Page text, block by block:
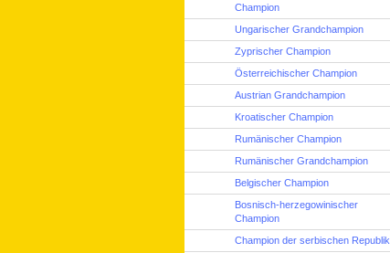
Champion
Ungarischer Grandchampion
Zyprischer Champion
Österreichischer Champion
Austrian Grandchampion
Kroatischer Champion
Rumänischer Champion
Rumänischer Grandchampion
Belgischer Champion
Bosnisch-herzegowinischer
Champion
Champion der serbischen Republik